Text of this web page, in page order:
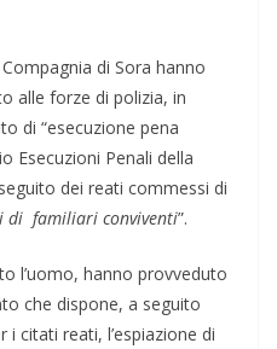
di Sora hanno
alle forze di polizia, in
di “esecuzione pena
Esecuzioni Penali della
dei reati commessi di
di familiari conviventi”.
l’uomo, hanno provveduto
che dispone, a seguito
citati reati, l’espiazione di